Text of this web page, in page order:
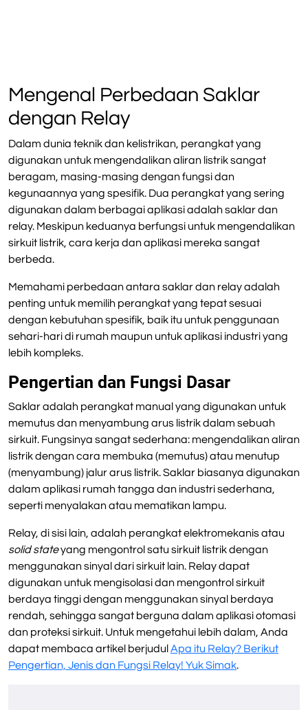
Mengenal Perbedaan Saklar
dengan Relay
Dalam dunia teknik dan kelistrikan, perangkat yang
digunakan untuk mengendalikan aliran listrik sangat
beragam, masing-masing dengan fungsi dan
kegunaannya yang spesifik. Dua perangkat yang sering
digunakan dalam berbagai aplikasi adalah saklar dan
relay. Meskipun keduanya berfungsi untuk mengendalikan
sirkuit listrik, cara kerja dan aplikasi mereka sangat
berbeda.
Memahami perbedaan antara saklar dan relay adalah
penting untuk memilih perangkat yang tepat sesuai
dengan kebutuhan spesifik, baik itu untuk penggunaan
sehari-hari di rumah maupun untuk aplikasi industri yang
lebih kompleks.
Pengertian dan Fungsi Dasar
Saklar adalah perangkat manual yang digunakan untuk
memutus dan menyambung arus listrik dalam sebuah
sirkuit. Fungsinya sangat sederhana: mengendalikan aliran
listrik dengan cara membuka (memutus) atau menutup
(menyambung) jalur arus listrik. Saklar biasanya digunakan
dalam aplikasi rumah tangga dan industri sederhana,
seperti menyalakan atau mematikan lampu.
Relay, di sisi lain, adalah perangkat elektromekanis atau
solid stateyang mengontrol satu sirkuit listrik dengan
menggunakan sinyal dari sirkuit lain. Relay dapat
digunakan untuk mengisolasi dan mengontrol sirkuit
berdaya tinggi dengan menggunakan sinyal berdaya
rendah, sehingga sangat berguna dalam aplikasi otomasi
dan proteksi sirkuit. Untuk mengetahui lebih dalam, Anda
dapat membaca artikel berjudul Apa itu Relay? Berikut
Pengertian, Jenis dan Fungsi Relay! Yuk Simak.